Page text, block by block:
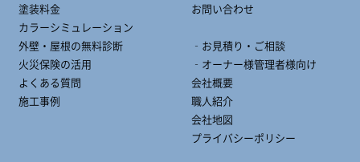
塗装料金
カラーシミュレーション
外壁・屋根の無料診断
火災保険の活用
よくある質問
施工事例
お問い合わせ
‐お見積り・ご相談
‐オーナー様管理者様向け
会社概要
職人紹介
会社地図
プライバシーポリシー